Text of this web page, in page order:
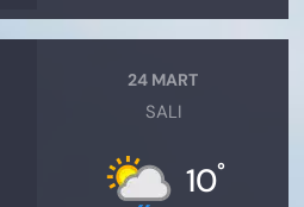
24 MART
SALI
10°